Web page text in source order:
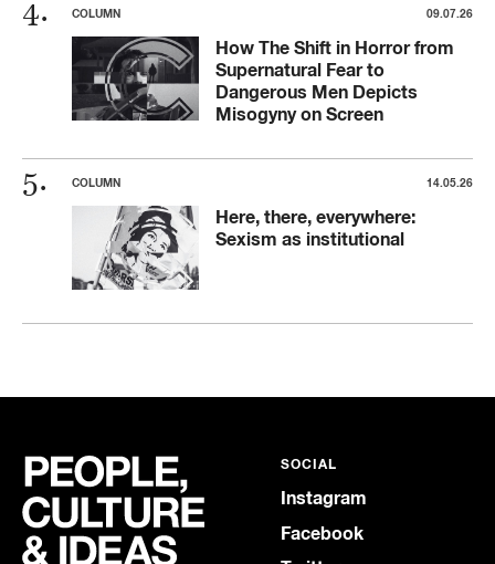
COLUMN 09.07.26
How The Shift in Horror from
Supernatural Fear to
Dangerous Men Depicts
Misogyny on Screen
COLUMN 14.05.26
Here, there, everywhere:
Sexism as institutional
SOCIAL
Instagram
Facebook